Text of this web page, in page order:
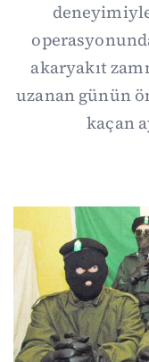
deneyimiyle
akaryakıt
uzanan günün
kaçan